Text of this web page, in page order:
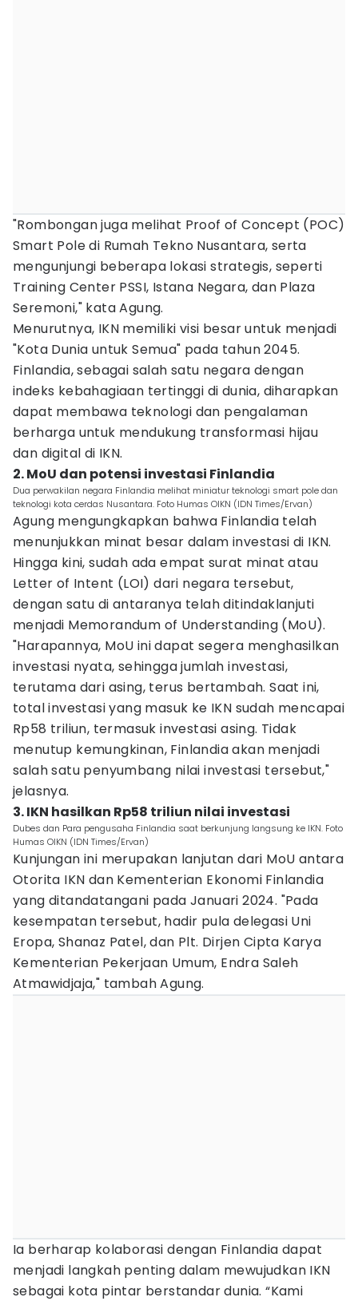
"Rombongan juga melihat Proof of Concept (POC)
Smart Pole di Rumah Tekno Nusantara, serta
mengunjungi beberapa lokasi strategis, seperti
Training Center PSSI, Istana Negara, dan Plaza
Seremoni," kata Agung.
Menurutnya, IKN memiliki visi besar untuk menjadi
"Kota Dunia untuk Semua" pada tahun 2045.
Finlandia, sebagai salah satu negara dengan
indeks kebahagiaan tertinggi di dunia, diharapkan
dapat membawa teknologi dan pengalaman
berharga untuk mendukung transformasi hijau
dan digital di IKN.
2. MoU dan potensi investasi Finlandia
Dua perwakilan negara Finlandia melihat miniatur teknologi smart pole dan
teknologi kota cerdas Nusantara. Foto Humas OIKN (IDN Times/Ervan)
Agung mengungkapkan bahwa Finlandia telah
menunjukkan minat besar dalam investasi di IKN.
Hingga kini, sudah ada empat surat minat atau
Letter of Intent (LOI) dari negara tersebut,
dengan satu di antaranya telah ditindaklanjuti
menjadi Memorandum of Understanding (MoU).
"Harapannya, MoU ini dapat segera menghasilkan
investasi nyata, sehingga jumlah investasi,
terutama dari asing, terus bertambah. Saat ini,
total investasi yang masuk ke IKN sudah mencapai
Rp58 triliun, termasuk investasi asing. Tidak
menutup kemungkinan, Finlandia akan menjadi
salah satu penyumbang nilai investasi tersebut,"
jelasnya.
3. IKN hasilkan Rp58 triliun nilai investasi
Dubes dan Para pengusaha Finlandia saat berkunjung langsung ke IKN. Foto
Humas OIKN (IDN Times/Ervan)
Kunjungan ini merupakan lanjutan dari MoU antara
Otorita IKN dan Kementerian Ekonomi Finlandia
yang ditandatangani pada Januari 2024. "Pada
kesempatan tersebut, hadir pula delegasi Uni
Eropa, Shanaz Patel, dan Plt. Dirjen Cipta Karya
Kementerian Pekerjaan Umum, Endra Saleh
Atmawidjaja," tambah Agung.
Ia berharap kolaborasi dengan Finlandia dapat
menjadi langkah penting dalam mewujudkan IKN
sebagai kota pintar berstandar dunia. “Kami